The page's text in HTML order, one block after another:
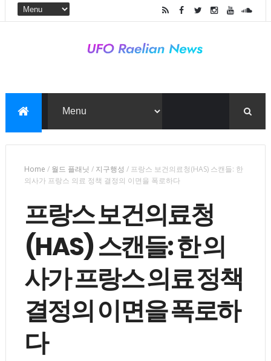
Home / 월드 플래닛 / 지구행성 / 프랑스 보건의료청(HAS) 스캔들: 한
의사가 프랑스 의료 정책 결정의 이면을 폭로하다
프랑스 보건의료청
(HAS) 스캔들: 한 의
사가 프랑스 의료 정책
결정의 이면을 폭로하
다